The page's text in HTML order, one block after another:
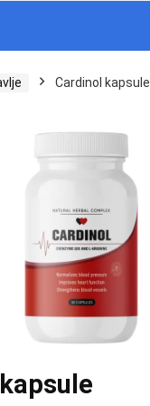
Cardinol kapsule